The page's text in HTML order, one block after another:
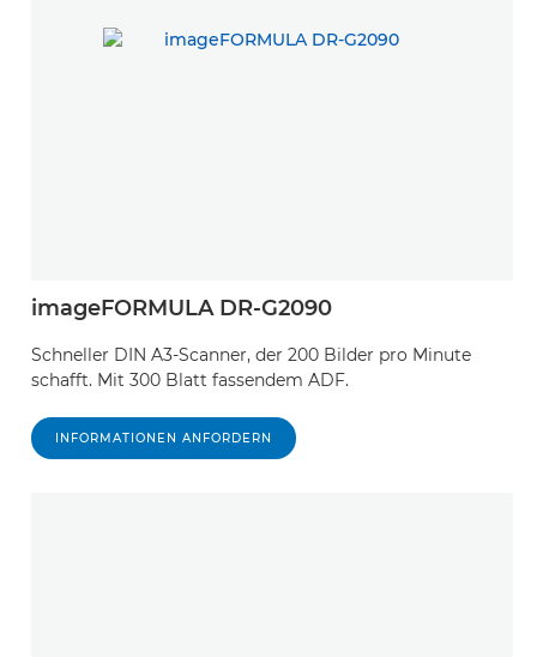
CanoScan LiDE 70 
CanoScan 5600F 
CanoScan D1250U2 
CanoScan LiDE 110 
imageFORMULA DR-G2090
Schneller DIN A3-Scanner, der 200 Bilder pro Minute
schafft. Mit 300 Blatt fassendem ADF.
INFORMATIONEN ANFORDERN